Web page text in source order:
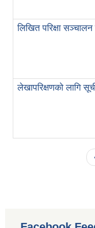
लिखित परिक्षा
लेखापरिक्षणको लागि